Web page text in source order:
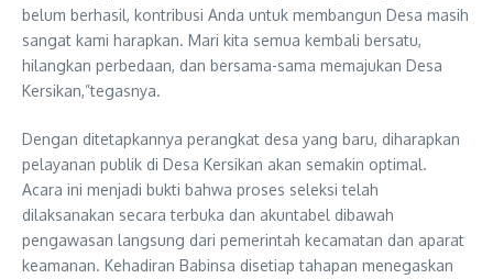
belum berhasil, kontribusi Anda untuk membangun Desa masih
sangat kami harapkan. Mari kita semua kembali bersatu,
hilangkan perbedaan, dan bersama-sama memajukan Desa
Kersikan,”tegasnya.
Dengan ditetapkannya perangkat desa yang baru, diharapkan
pelayanan publik di Desa Kersikan akan semakin optimal.
Acara ini menjadi bukti bahwa proses seleksi telah
dilaksanakan secara terbuka dan akuntabel dibawah
pengawasan langsung dari pemerintah kecamatan dan aparat
keamanan. Kehadiran Babinsa disetiap tahapan menegaskan